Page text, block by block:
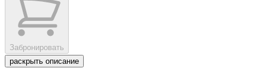
Забронировать
раскрыть описание